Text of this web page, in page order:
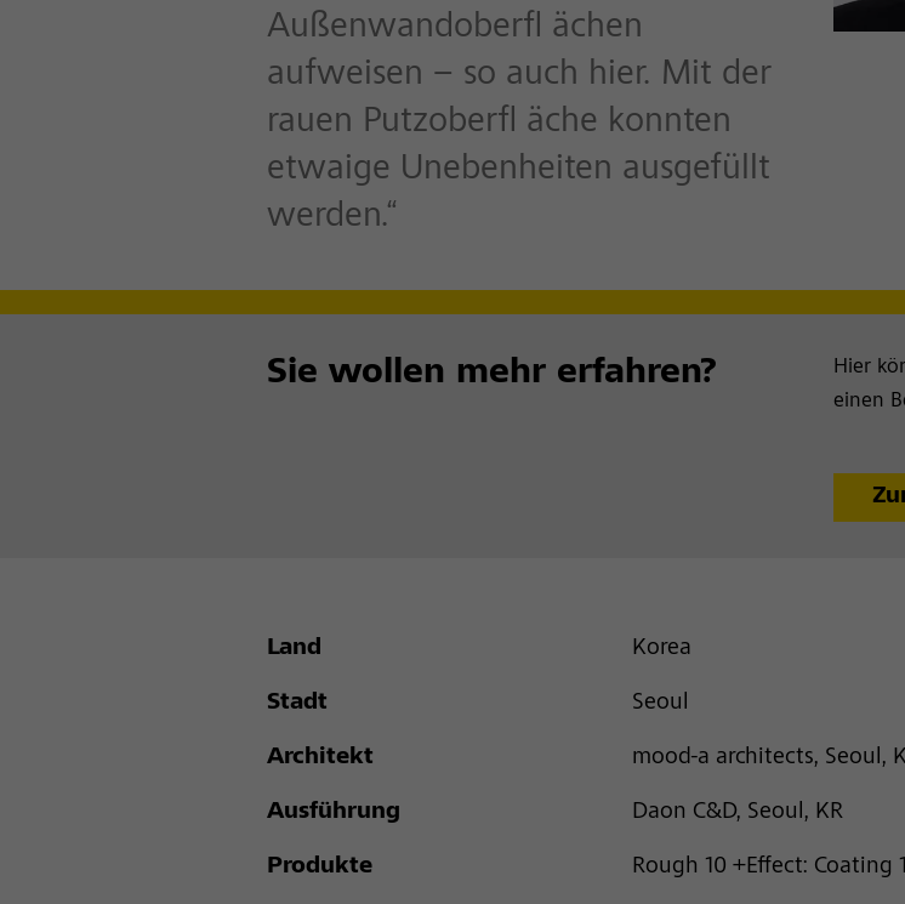
Außenwandoberfl ächen
aufweisen – so auch hier. Mit der
rauen Putzoberfl äche konnten
etwaige Unebenheiten ausgefüllt
werden.“
Sie wollen mehr erfahren?
Hier
einen
Land Korea
Stadt Seoul
Architekt mood-a architects, Seoul,
Ausführung Daon C&D, Seoul, KR
Produkte Rough 10 +Effect: Coating